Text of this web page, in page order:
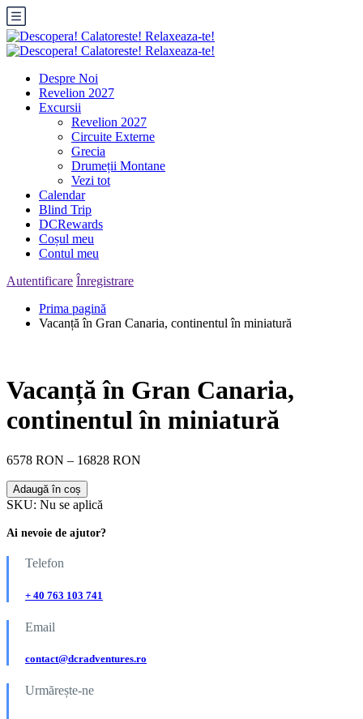
Despre Noi
Revelion 2027
Excursii
Revelion 2027
Circuite Externe
Grecia
Drumeții Montane
Vezi tot
Calendar
Blind Trip
DCRewards
Coșul meu
Contul meu
Autentificare Înregistrare
Prima pagină
Vacanță în Gran Canaria, continentul în miniatură
Vacanță în Gran Canaria,
continentul în miniatură
6578 RON – 16828 RON
Adaugă în coș
SKU: Nu se aplică
Ai nevoie de ajutor?
Telefon
+ 40 763 103 741
Email
contact@dcradventures.ro
Urmărește-ne